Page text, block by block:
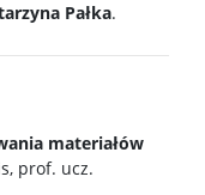
Pałka.
materiałów
prof. ucz.